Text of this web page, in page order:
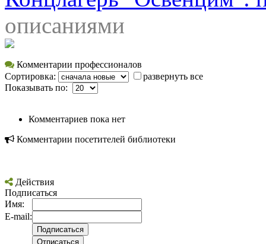
описаниями
Комментарии профессионалов
Сортировка:
развернуть все
Показывать по:
Комментариев пока нет
Комментарии посетителей библиотеки
Действия
Подписаться
Имя:
E-mail: